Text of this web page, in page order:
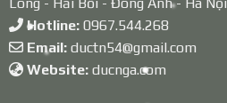
Hotline: 0967.544.268
Email: ductn54@gmail.com
Website: ducnga.com